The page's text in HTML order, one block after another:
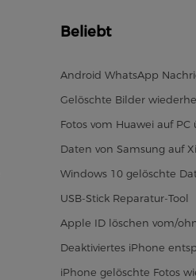
Beliebt
Android WhatsApp
Gelöschte Bilder
Fotos vom Huawei auf PC
Daten von Samsung auf
Windows 10 gelöschte
USB-Stick Reparatur-Tool
Apple ID löschen vom/
Deaktiviertes iPhone
iPhone gelöschte Fotos